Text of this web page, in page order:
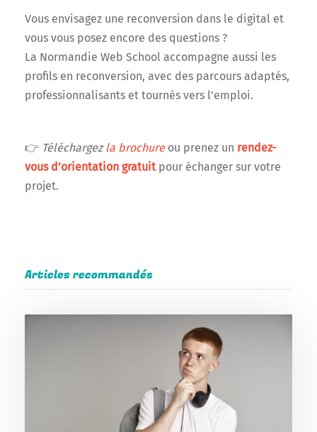
Vous envisagez une reconversion dans le digital et
vous vous posez encore des questions ?
La Normandie Web School accompagne aussi les
profils en reconversion, avec des parcours adaptés,
professionnalisants et tournés vers l’emploi.
👉 Téléchargezla brochureou prenez un rendez-
vous d’orientation gratuitpour échanger sur votre
projet.
Articles recommandés